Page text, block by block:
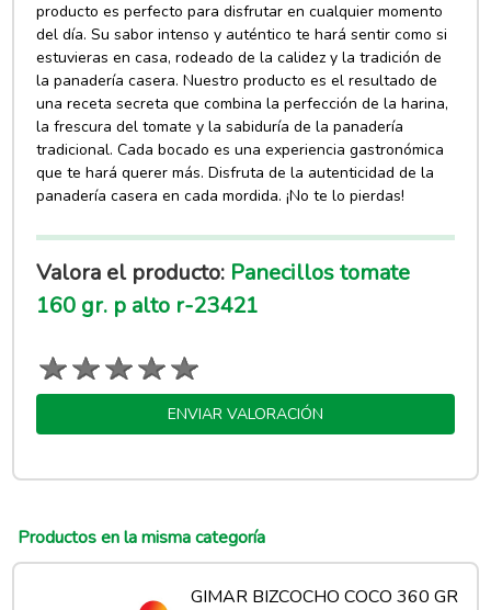
producto es perfecto para disfrutar en cualquier momento
del día. Su sabor intenso y auténtico te hará sentir como si
estuvieras en casa, rodeado de la calidez y la tradición de
la panadería casera. Nuestro producto es el resultado de
una receta secreta que combina la perfección de la harina,
la frescura del tomate y la sabiduría de la panadería
tradicional. Cada bocado es una experiencia gastronómica
que te hará querer más. Disfruta de la autenticidad de la
panadería casera en cada mordida. ¡No te lo pierdas!
Valora el producto: Panecillos tomate
160 gr. p alto r-23421
ENVIAR VALORACIÓN
Productos en la misma categoría
GIMAR BIZCOCHO COCO 360 GR